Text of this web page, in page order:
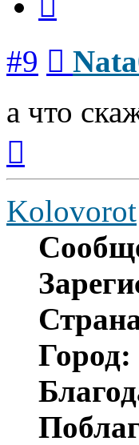
#9
а что
началу
Kolovorot
Город: